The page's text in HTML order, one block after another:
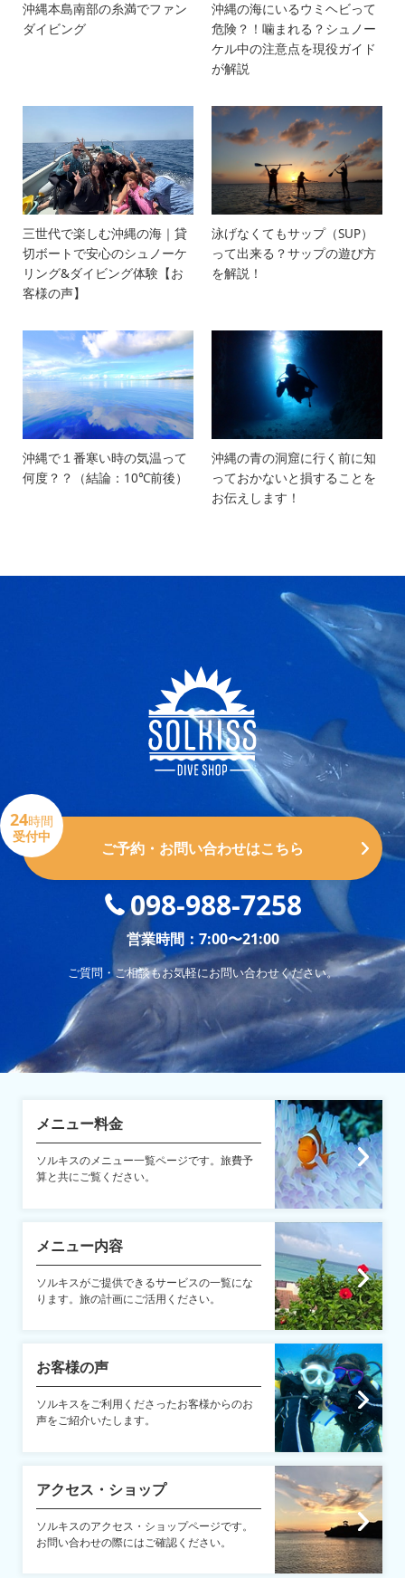
沖縄本島南部の糸満でファン
ダイビング
沖縄の海にいるウミヘビって
危険？！噛まれる？シュノー
ケル中の注意点を現役ガイド
が解説
三世代で楽しむ沖縄の海｜貸
切ボートで安心のシュノーケ
リング&ダイビング体験【お
客様の声】
泳げなくてもサップ（SUP）
って出来る？サップの遊び方
を解説！
沖縄で１番寒い時の気温って
何度？？（結論：10℃前後）
沖縄の青の洞窟に行く前に知
っておかないと損することを
お伝えします！
24時間
受付中
ご予約・お問い合わせはこちら
098-988-7258
営業時間：7:00〜21:00
ご質問・ご相談もお気軽にお問い合わせください。
メニュー料金
ソルキスのメニュー一覧ページです。旅費予
算と共にご覧ください。
メニュー内容
ソルキスがご提供できるサービスの一覧にな
ります。旅の計画にご活用ください。
お客様の声
ソルキスをご利用くださったお客様からのお
声をご紹介いたします。
アクセス・ショップ
ソルキスのアクセス・ショップページです。
お問い合わせの際にはご確認ください。